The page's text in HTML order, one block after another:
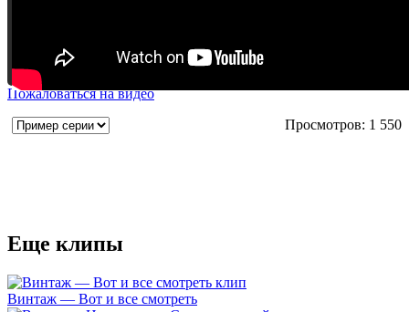
Пожаловаться на видео
Просмотров: 1 550
Еще клипы
Винтаж — Вот и все смотреть